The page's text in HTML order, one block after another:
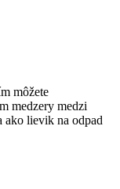
môžete
medzery medzi
ako lievik na odpad